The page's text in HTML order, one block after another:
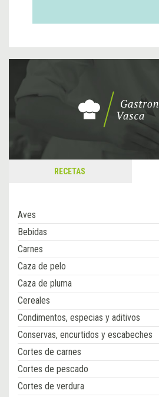
RECETAS
Aves
Bebidas
Carnes
Caza de pelo
Caza de pluma
Cereales
Condimentos, especias y aditivos
Conservas, encurtidos y escabeches
Cortes de carnes
Cortes de pescado
Cortes de verdura